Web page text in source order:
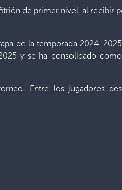
de primer nivel, al recibir
de la temporada 2024-
y se ha consolidado
Entre los jugadores